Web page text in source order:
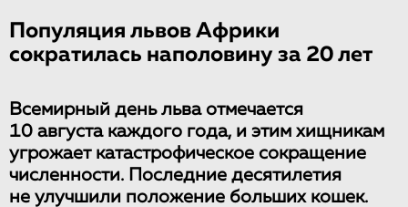
Популяция львов Африки
сократилась наполовину за 20 лет
Всемирный день льва отмечается
10 августа каждого года, и этим хищникам
угрожает катастрофическое сокращение
численности. Последние десятилетия
не улучшили положение больших кошек.